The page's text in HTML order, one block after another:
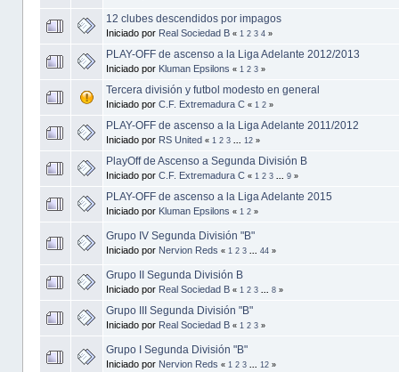
12 clubes descendidos por impagos
Iniciado por Real Sociedad B « 1 2 3 4»
PLAY-OFF de ascenso a la Liga Adelante 2012/2013
Iniciado por Kluman Epsilons « 1 2 3»
Tercera división y futbol modesto en general
Iniciado por C.F. Extremadura C « 1 2»
PLAY-OFF de ascenso a la Liga Adelante 2011/2012
Iniciado por RS United « 1 2 3 12»
PlayOff de Ascenso a Segunda División B
Iniciado por C.F. Extremadura C « 1 2 3 9»
PLAY-OFF de ascenso a la Liga Adelante 2015
Iniciado por Kluman Epsilons « 1 2»
Grupo IV Segunda División "B"
Iniciado por Nervion Reds « 1 2 3 44»
Grupo II Segunda División B
Iniciado por Real Sociedad B « 1 2 3 8»
Grupo III Segunda División "B"
Iniciado por Real Sociedad B « 1 2 3»
Grupo I Segunda División "B"
Iniciado por Nervion Reds « 1 2 3 12»